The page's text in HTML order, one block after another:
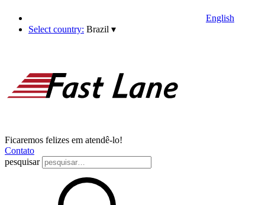
English
Select country: Brazil ▾
Ficaremos felizes em atendê-lo!
Contato
pesquisar